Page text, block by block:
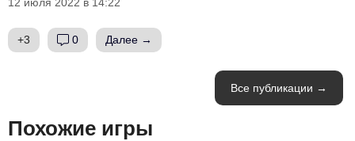
+3 0 Далее →
Все публикации →
Похожие игры